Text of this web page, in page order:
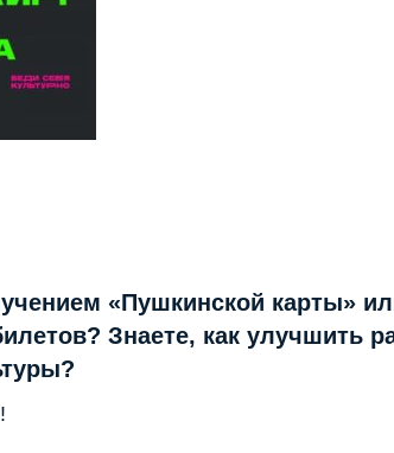
«Пушкинской карты»
Знаете, как улучшить